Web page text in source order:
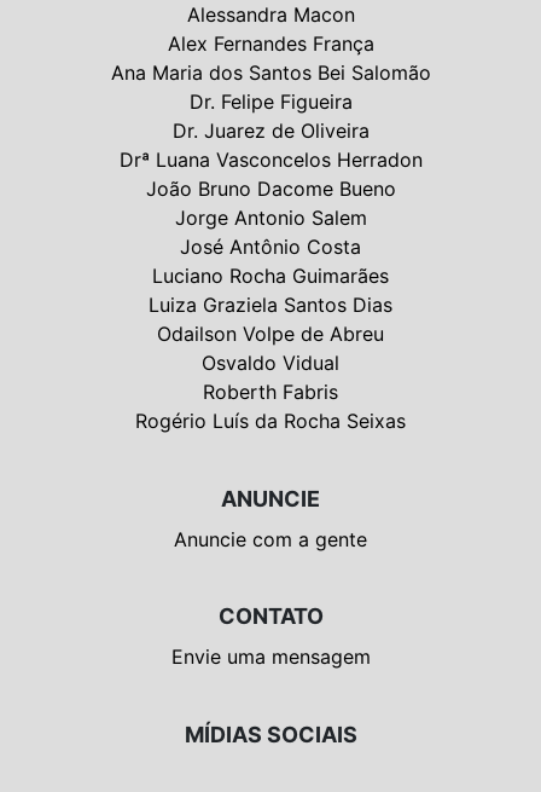
Alessandra Macon
Alex Fernandes França
Ana Maria dos Santos Bei Salomão
Dr. Felipe Figueira
Dr. Juarez de Oliveira
Drª Luana Vasconcelos Herradon
João Bruno Dacome Bueno
Jorge Antonio Salem
José Antônio Costa
Luciano Rocha Guimarães
Luiza Graziela Santos Dias
Odailson Volpe de Abreu
Osvaldo Vidual
Roberth Fabris
Rogério Luís da Rocha Seixas
ANUNCIE
Anuncie com a gente
CONTATO
Envie uma mensagem
MÍDIAS SOCIAIS